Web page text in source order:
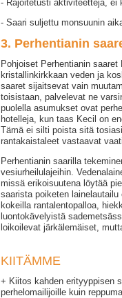
- Rajoitetusti aktiviteetteja, ei
- Saari suljettu monsuunin
3. Perhentianin
Pohjoiset Perhentianin
kristallinkirkkaan veden ja
saaret sijaitsevat vain
toisistaan, palvelevat ne
puolella asumukset ovat
hotelleja, kun taas Kecil on
Tämä ei silti poista sitä
rantakaistaleet vastaavat
Perhentianin saarilla
vesiurheilulajeihin.
missä erikoisuutena löytää
saarista poiketen
kokeilla rantalentopalloa,
luontokävelyistä
loikoilevat järkälemäiset,
KIITÄMME
+ Kiitos kahden erityyppisen
perhelomailijoille kuin